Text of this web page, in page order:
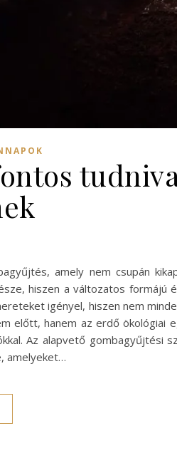
amely nem csupán
hiszen a változatos formájú
igényel, hiszen nem
hanem az erdő ökológiai
Az alapvető gombagyűjtési
amelyeket…